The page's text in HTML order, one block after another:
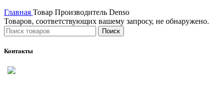
Главная Товар Производитель Denso
Товаров, соответствующих вашему запросу, не обнаружено.
Поиск
Контакты